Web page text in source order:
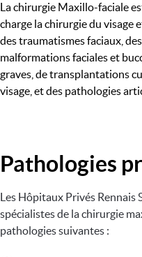
La chirurgie Maxillo-faciale
charge la chirurgie du visage
des traumatismes faciaux,
malformations faciales et
graves, de transplantations
visage, et des pathologies
Pathologies
Les Hôpitaux Privés
spécialistes de la chirurgie
pathologies suivantes :